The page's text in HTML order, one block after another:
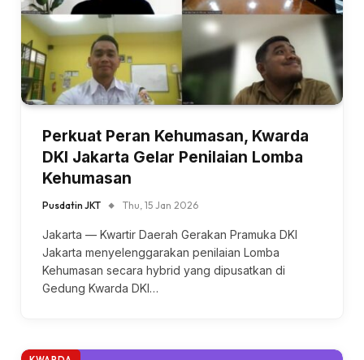
Perkuat Peran Kehumasan, Kwarda
DKI Jakarta Gelar Penilaian Lomba
Kehumasan
Pusdatin JKT Thu, 15 Jan 2026
Jakarta — Kwartir Daerah Gerakan Pramuka DKI
Jakarta menyelenggarakan penilaian Lomba
Kehumasan secara hybrid yang dipusatkan di
Gedung Kwarda DKI…